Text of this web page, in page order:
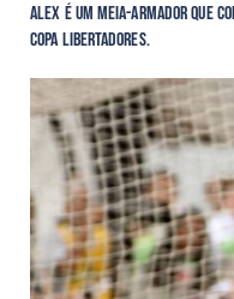
Alex é um meia-armador que
Copa Libertadores.